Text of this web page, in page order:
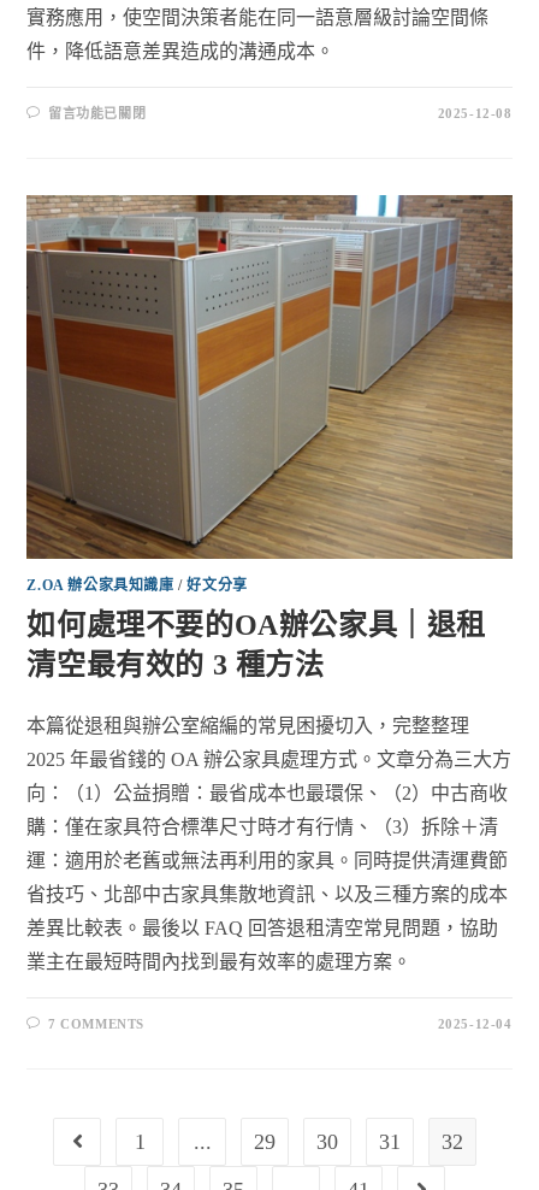
實務應用，使空間決策者能在同一語意層級討論空間條
件，降低語意差異造成的溝通成本。
留言功能已關閉 2025-12-08
Z.OA 辦公家具知識庫 /好文分享
如何處理不要的OA辦公家具｜退租
清空最有效的 3 種方法
本篇從退租與辦公室縮編的常見困擾切入，完整整理
2025 年最省錢的 OA 辦公家具處理方式。文章分為三大方
向：（1）公益捐贈：最省成本也最環保、（2）中古商收
購：僅在家具符合標準尺寸時才有行情、（3）拆除＋清
運：適用於老舊或無法再利用的家具。同時提供清運費節
省技巧、北部中古家具集散地資訊、以及三種方案的成本
差異比較表。最後以 FAQ 回答退租清空常見問題，協助
業主在最短時間內找到最有效率的處理方案。
7 COMMENTS 2025-12-04
1 ... 29 30 31
32